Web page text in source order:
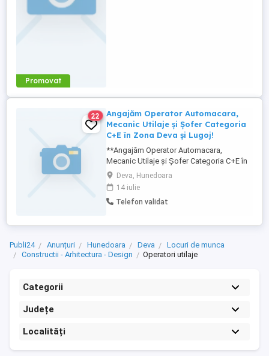
Promovat
22
Angajăm Operator Automacara,
Mecanic Utilaje și Șofer Categoria
C+E în Zona Deva și Lugoj!
**Angajăm Operator Automacara,
Mecanic Utilaje și Șofer Categoria C+E în
Zona Deva și Lugoj!** ** !** **Posturi
Disponibile:** 1. **Operator Automacara
Categoria C** 2. **Mecanic Utilaje
(Excavator, Vola, Buldozer,
Auto Categoria C+E** **Descrierea
Deva, Hunedoara
14 iulie
Telefon validat
Publi24 Anunțuri Hunedoara Deva
Locuri de munca
Constructii - Arhitectura - Design
Operatori utilaje
Categorii
Județe
Localități